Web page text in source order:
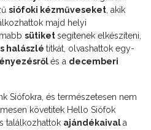
siófoki kézműveseket, akik
majd helyi
sütiketsegítenek elkészíteni,
halászlé titkát, olvashattok egy-
és a decemberi
Siófokra, és természetesen nem
követitek Hello Siófok
találkozhattok ajándékaivala